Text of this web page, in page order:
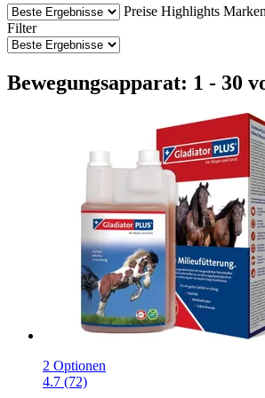
Preise Highlights Marken
Filter
Bewegungsapparat: 1 - 30
2 Optionen
4.7 (72)